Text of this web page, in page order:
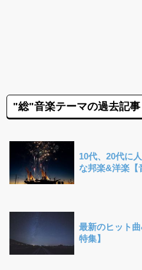
"総"音楽テーマの過去記事
10代、20代に
な邦楽&洋楽【
最新のヒット
特集】